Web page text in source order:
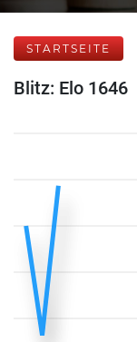
STARTSEITE
Blitz: Elo 1646